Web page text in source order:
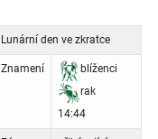
Lunární den ve zkratce
Znamení
blíženci
rak
14:44